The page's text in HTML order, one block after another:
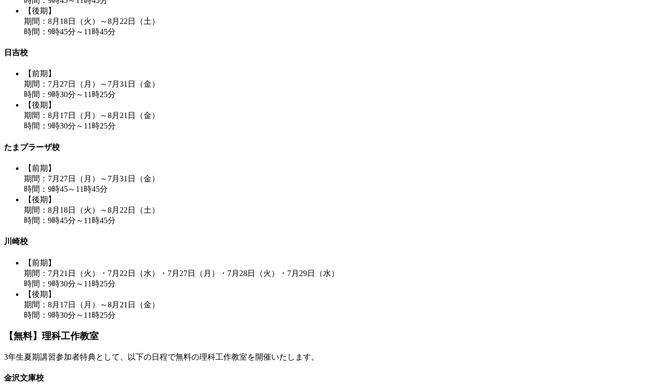
【後期】
期間：8月18日（火）～8月22日（土）
時間：9時45分～11時45分
日吉校
【前期】
期間：7月27日（月）～7月31日（金）
時間：9時30分～11時25分
【後期】
期間：8月17日（月）～8月21日（金）
時間：9時30分～11時25分
たまプラーザ校
【前期】
期間：7月27日（月）～7月31日（金）
時間：9時45～11時45分
【後期】
期間：8月18日（火）～8月22日（土）
時間：9時45分～11時45分
川崎校
【前期】
期間：7月21日（火）・7月22日（水）・7月27日（月）・7月28日（火）・7月29日（水）
時間：9時30分～11時25分
【後期】
期間：8月17日（月）～8月21日（金）
時間：9時30分～11時25分
【無料】理科工作教室
3年生夏期講習参加者特典として、以下の日程で無料の理科工作教室を開催いたします。
金沢文庫校